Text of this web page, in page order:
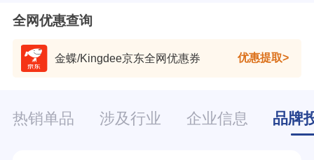
全网优惠查询
金蝶/Kingdee京东全网优惠券 优惠提取
热销单品 涉及行业 企业信息 品牌